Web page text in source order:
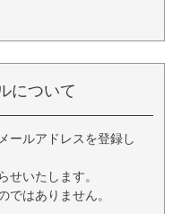
について
ールアドレスを登録し
せいたします。
ではありません。